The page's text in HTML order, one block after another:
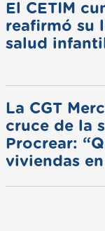
El CETIM
reafirmó su
salud
La CGT
cruce de la
Procrear:
viviendas